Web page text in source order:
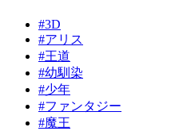
#3D
#アリス
#王道
#幼馴染
#少年
#ファンタジー
#魔王